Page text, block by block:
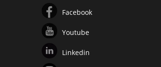
Facebook
Youtube
Linkedin